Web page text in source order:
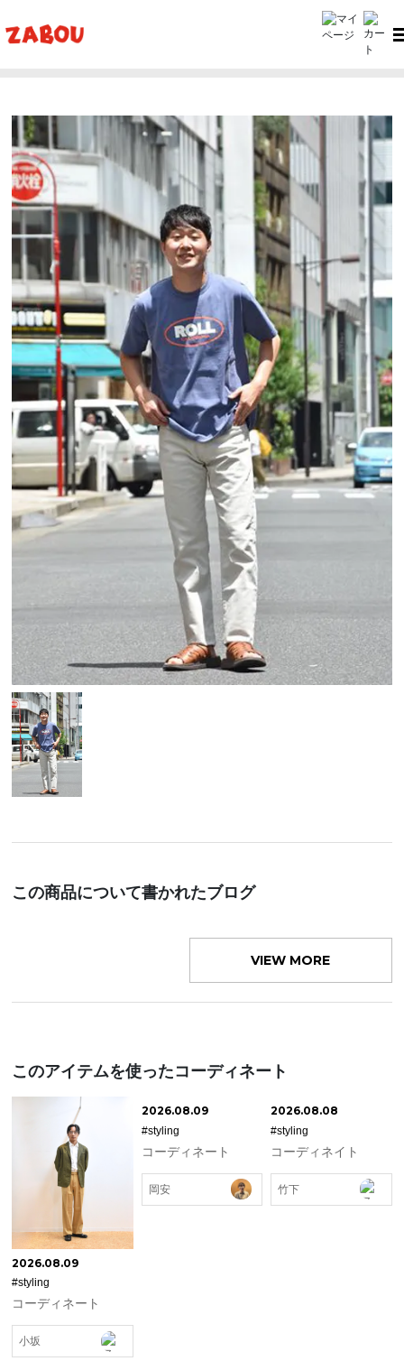
この商品について書かれたブログ
VIEW MORE
このアイテムを使ったコーディネート
2026.08.09
#styling
コーディネート
小坂
2026.08.09
#styling
コーディネート
岡安
2026.08.08
#styling
コーディネイト
竹下